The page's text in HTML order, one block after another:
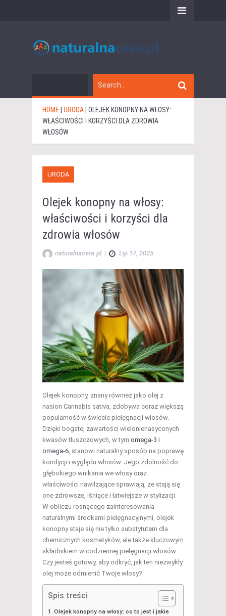
HOME URODA OLEJEK KONOPNY NA WŁOSY:
WŁAŚCIWOŚCI I KORZYŚCI DLA ZDROWIA
WŁOSÓW
URODA
Olejek konopny na włosy:
właściwości i korzyści dla
zdrowia włosów
naturalnacera.pl | Lip 17, 2025
Olejek konopny, znany również jako olej z
nasion Cannabis sativa, zdobywa coraz większą
popularność w świecie pielęgnacji włosów.
Dzięki bogatej zawartości wielonienasyconych
kwasów tłuszczowych, w tym omega-3 i
omega-6 , stanowi naturalny sposób na poprawę
kondycji i wyglądu włosów. Jego zdolność do
głębokiego wnikania we włosy oraz
właściwości nawilżające sprawiają, że stają się
one zdrowsze, lśniące i łatwiejsze w stylizacji.
W obliczu rosnącego zainteresowania
naturalnymi środkami pielęgnacyjnymi, olejek
konopny staje się nie tylko substytutem dla
chemicznych kosmetyków, ale także kluczowym
składnikiem w codziennej pielęgnacji włosów.
Czy jesteś gotowy, aby odkryć, jak ten niezwykły
olej może odmienić Twoje włosy?
Spis treści
Olejek konopny na włosy: co to jest i jakie